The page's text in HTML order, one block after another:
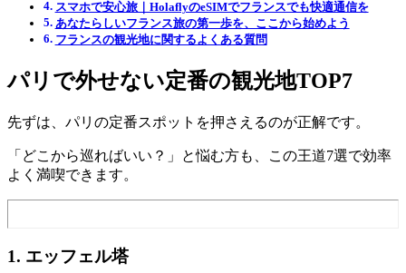
スマホで安心旅｜HolaflyのeSIMでフランスでも快適通信を
あなたらしいフランス旅の第一歩を、ここから始めよう
フランスの観光地に関するよくある質問
パリで外せない定番の観光地TOP7
先ずは、パリの定番スポットを押さえるのが正解です。
「どこから巡ればいい？」と悩む方も、この王道7選で効率
よく満喫できます。
1. エッフェル塔